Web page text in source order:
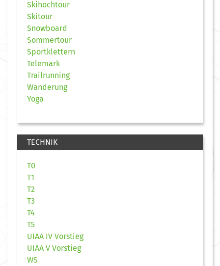
Skihochtour
Skitour
Snowboard
Sommertour
Sportklettern
Telemark
Trailrunning
Wanderung
Yoga
TECHNIK
T0
T1
T2
T3
T4
T5
UIAA IV Vorstieg
UIAA V Vorstieg
WS